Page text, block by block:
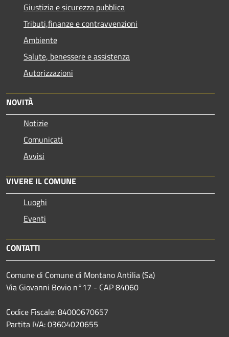
Giustizia e sicurezza pubblica
Tributi,finanze e contravvenzioni
Ambiente
Salute, benessere e assistenza
Autorizzazioni
NOVITÀ
Notizie
Comunicati
Avvisi
VIVERE IL COMUNE
Luoghi
Eventi
CONTATTI
Comune di Comune di Montano Antilia (Sa)
Via Giovanni Bovio n°17 - CAP 84060
Codice Fiscale: 84000670657
Partita IVA: 03604020655